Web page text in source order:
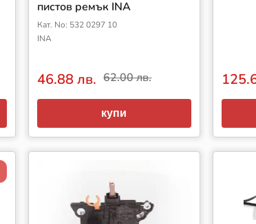
пистов ремък INA
Кат. No: 532 0297 10
INA
46.88 лв. 62.00 лв.
купи